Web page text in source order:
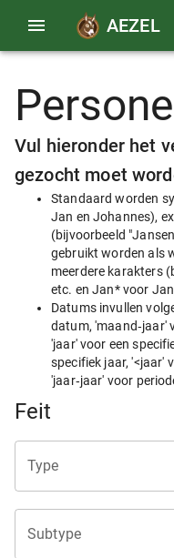
AEZEL
Vul hieronder het
gezocht moet
Standaard worden
Jan en Johannes),
(bijvoorbeeld
gebruikt worden als
meerdere karakters
etc. en Jan* voor
Datums invullen
datum, 'maand‑jaar'
'jaar' voor een
specifiek jaar, '<jaar'
'jaar‑jaar' voor
Feit
Type
Subtype